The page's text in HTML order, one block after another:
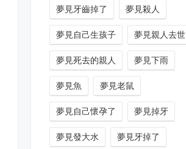
夢見牙齒掉了 夢見殺人
夢見自己生孩子 夢見親人去世
夢見死去的親人 夢見下雨
夢見魚 夢見老鼠
夢見自己懷孕了 夢見掉牙
夢見發大水 夢見牙掉了